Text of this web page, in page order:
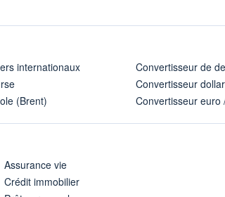
internationaux
(Brent)
Convertisseur de
Convertisseur
Convertisseur euro
Assurance vie
Crédit immobilier